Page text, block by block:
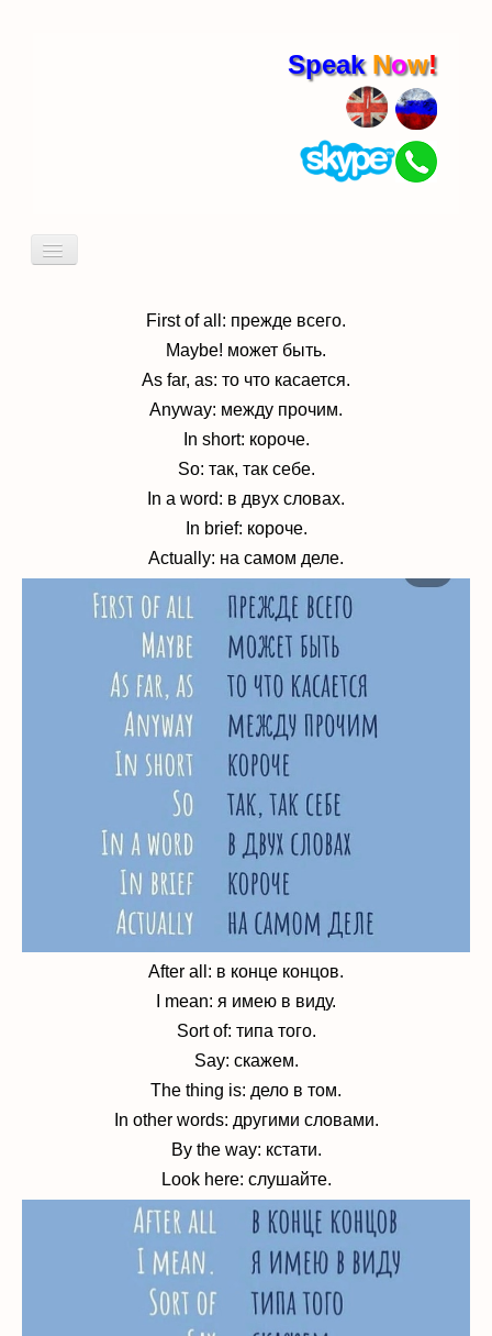
Speak Now!
Включить/
Пробный урок
идиомы
First of all: прежде всего.
Maybe! может быть.
As far, as: то что касается.
Anyway: между прочим.
In short: короче.
So: так, так себе.
In a word: в двух словах.
In brief: короче.
Actually: на самом деле.
After all: в конце концов.
I mean: я имею в виду.
Sort of: типа того.
Say: скажем.
The thing is: дело в том.
In other words: другими словами.
By the way: кстати.
Look here: слушайте.